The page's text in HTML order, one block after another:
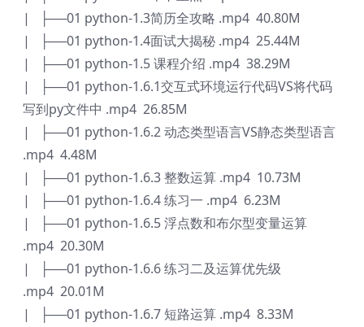
| ├──01 python-1.3简历全攻略 .mp4 40.80M
| ├──01 python-1.4面试大揭秘 .mp4 25.44M
| ├──01 python-1.5 课程介绍 .mp4 38.29M
| ├──01 python-1.6.1交互式环境运行代码VS将代码
写到py文件中 .mp4 26.85M
| ├──01 python-1.6.2 动态类型语言VS静态类型语言
.mp4 4.48M
| ├──01 python-1.6.3 整数运算 .mp4 10.73M
| ├──01 python-1.6.4 练习一 .mp4 6.23M
| ├──01 python-1.6.5 浮点数和布尔型变量运算
.mp4 20.30M
| ├──01 python-1.6.6 练习二及运算优先级
.mp4 20.01M
| ├──01 python-1.6.7 短路运算 .mp4 8.33M